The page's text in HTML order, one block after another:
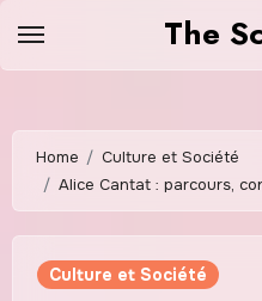
The
Home
Culture et Société
Alice Cantat : parcours,
Culture et Société